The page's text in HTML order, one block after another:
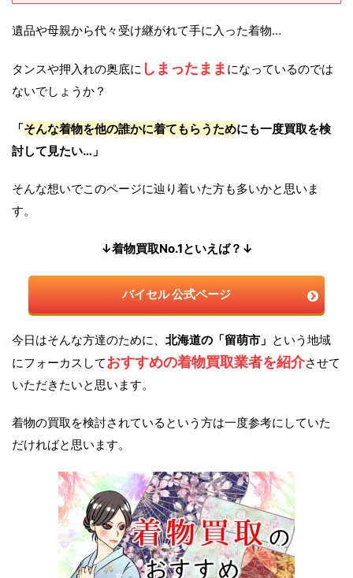
遺品や母親から代々受け継がれて手に入った着物…
タンスや押入れの奥底に しまったまま になっているのでは
ないでしょうか？
「そんな着物を他の誰かに着てもらうためにも一度買取を検
討して見たい…」
そんな想いでこのページに辿り着いた方も多いかと思いま
す。
↓着物買取No.1といえば？↓
バイセル 公式ページ
今日はそんな方達のために、 北海道の「留萌市」 という地域
にフォーカスしておすすめの着物買取業者を紹介させて
いただきたいと思います。
着物の買取を検討されているという方は一度参考にしていた
だければと思います。